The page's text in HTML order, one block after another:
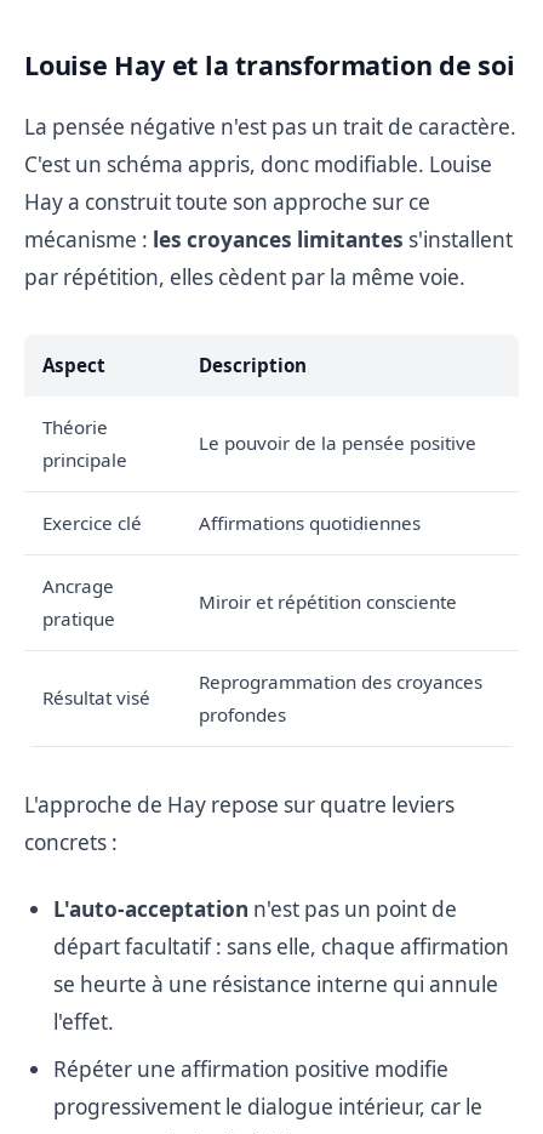
Louise Hay et la transformation de soi
La pensée négative n'est pas un trait de caractère.
C'est un schéma appris, donc modifiable. Louise
Hay a construit toute son approche sur ce
mécanisme : les croyances limitantes s'installent
par répétition, elles cèdent par la même voie.
Aspect Description
Théorie
principale
Le pouvoir de la pensée positive
Exercice clé Affirmations quotidiennes
Ancrage
pratique
Miroir et répétition consciente
Résultat visé
Reprogrammation des croyances
profondes
L'approche de Hay repose sur quatre leviers
concrets :
L'auto-acceptation n'est pas un point de
départ facultatif : sans elle, chaque affirmation
se heurte à une résistance interne qui annule
l'effet.
Répéter une affirmation positive modifie
progressivement le dialogue intérieur, car le